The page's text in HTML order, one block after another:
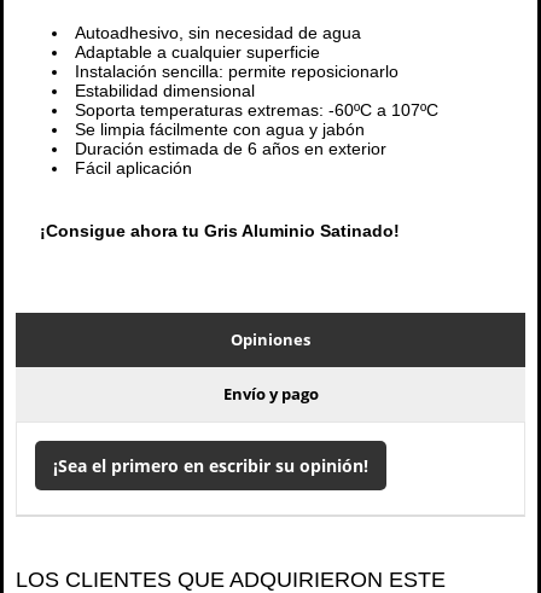
Autoadhesivo, sin necesidad de agua
Adaptable a cualquier superficie
Instalación sencilla: permite reposicionarlo
Estabilidad dimensional
Soporta temperaturas extremas: -60ºC a 107ºC
Se limpia fácilmente con agua y jabón
Duración estimada de 6 años en exterior
Fácil aplicación
¡Consigue ahora tu Gris Aluminio Satinado!
Opiniones
Envío y pago
¡Sea el primero en escribir su opinión!
LOS CLIENTES QUE ADQUIRIERON ESTE